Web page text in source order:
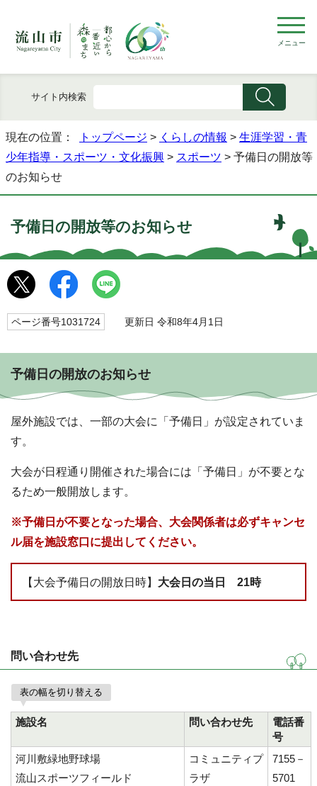
メニュー
サイト内検索
現在の位置： トップページ > くらしの情報 > 生涯学習・青
少年指導・スポーツ・文化振興 > スポーツ > 予備日の開放等
のお知らせ
予備日の開放等のお知らせ
ページ番号1031724 更新日 令和8年4月1日
予備日の開放のお知らせ
屋外施設では、一部の大会に「予備日」が設定されていま
す。
大会が日程通り開催された場合には「予備日」が不要とな
るため一般開放します。
※予備日が不要となった場合、大会関係者は必ずキャンセ
ル届を施設窓口に提出してください。
【大会予備日の開放日時】 大会日の当日 21時
問い合わせ先
表の幅を切り替える
施設名 問い合わせ先
電話番
号
河川敷緑地野球場
流山スポーツフィールド
コミュニティプ
ラザ
7155－
5701